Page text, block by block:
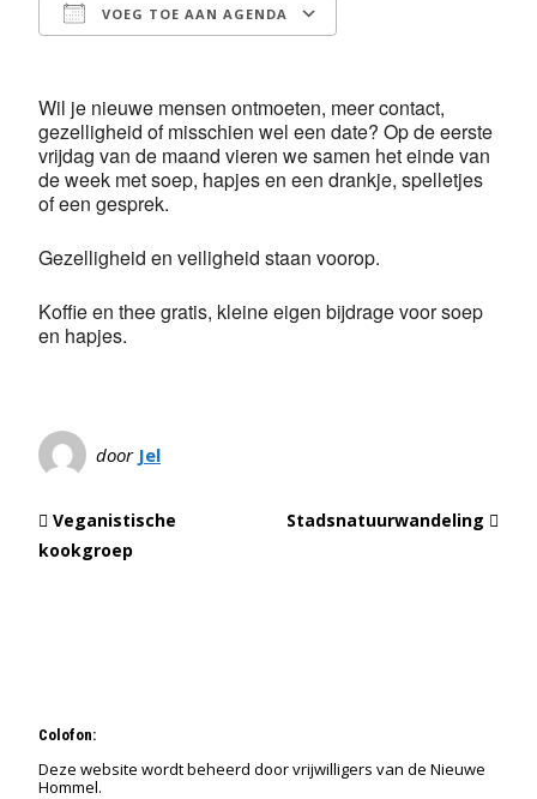
VOEG TOE AAN AGENDA
Wil je nieuwe mensen ontmoeten, meer contact,
gezelligheid of misschien wel een date? Op de eerste
vrijdag van de maand vieren we samen het einde van
de week met soep, hapjes en een drankje, spelletjes
of een gesprek.
Gezelligheid en veiligheid staan voorop.
Koffie en thee gratis, kleine eigen bijdrage voor soep
en hapjes.
door Jel
Veganistische
kookgroep
Stadsnatuurwandeling
Colofon:
Deze website wordt beheerd door vrijwilligers van de Nieuwe
Hommel.